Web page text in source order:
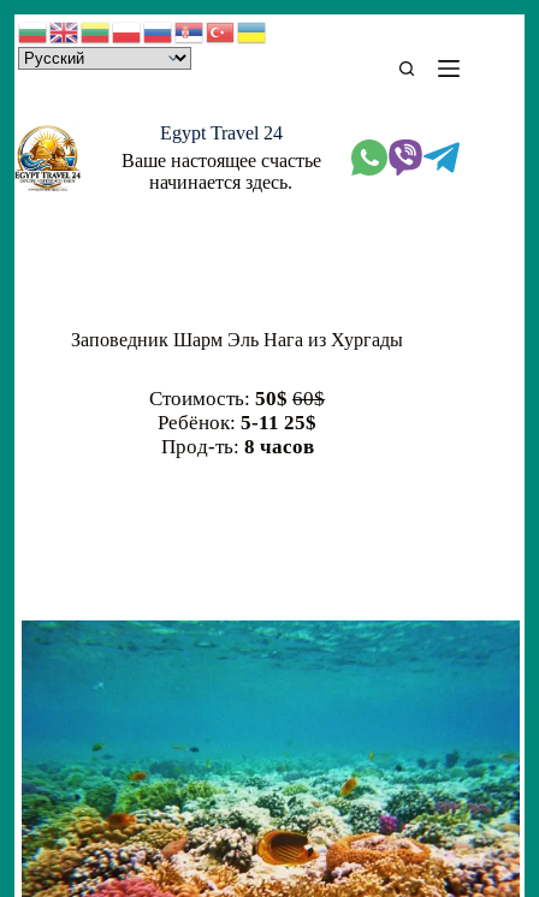
Skip
to
content
Egypt Travel 24
Ваше настоящее счастье
начинается здесь.
Заповедник Шарм Эль Нага из Хургады
Стоимость:50$ 60$
Ребёнок:5-11 25$
Прод-ть: 8 часов